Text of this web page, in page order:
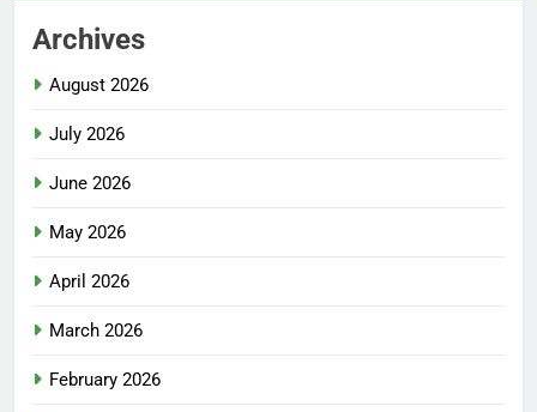
Archives
August 2026
July 2026
June 2026
May 2026
April 2026
March 2026
February 2026